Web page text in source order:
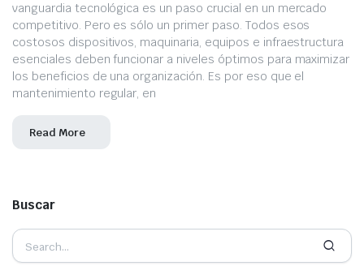
vanguardia tecnológica es un paso crucial en un mercado
competitivo. Pero es sólo un primer paso. Todos esos
costosos dispositivos, maquinaria, equipos e infraestructura
esenciales deben funcionar a niveles óptimos para maximizar
los beneficios de una organización. Es por eso que el
mantenimiento regular, en
Read More
Buscar